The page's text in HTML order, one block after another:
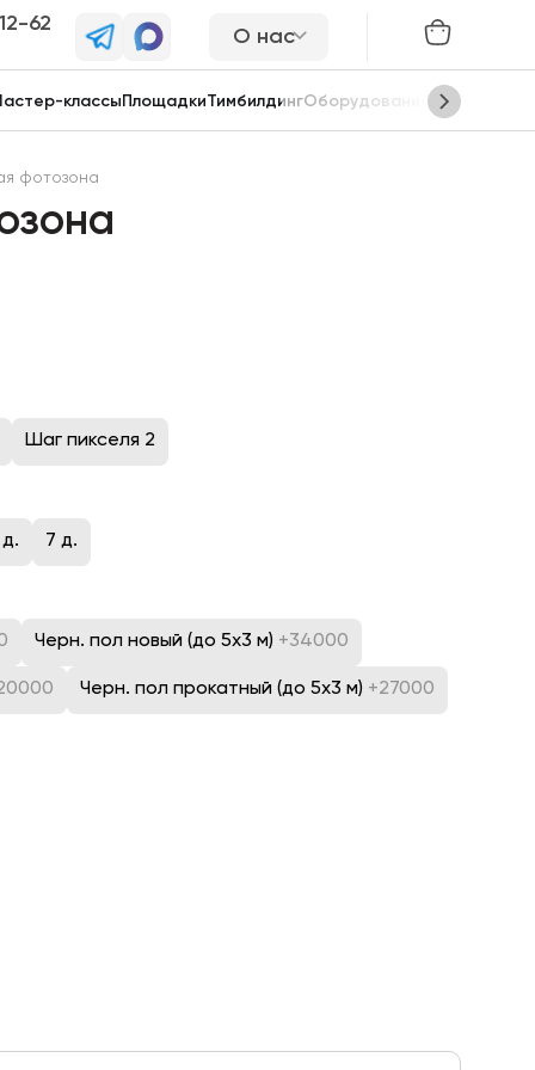
62
О нас
классы ПлощадкиТимбилдингОборудование Сцены
фотозона
Шаг пикселя 2
7 д.
Черн. пол новый (до 5х3 м) +34000
Черн. пол прокатный (до 5х3 м) +27000